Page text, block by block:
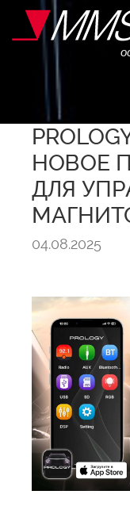
НОВОЕ
ДЛЯ
04.08.2025